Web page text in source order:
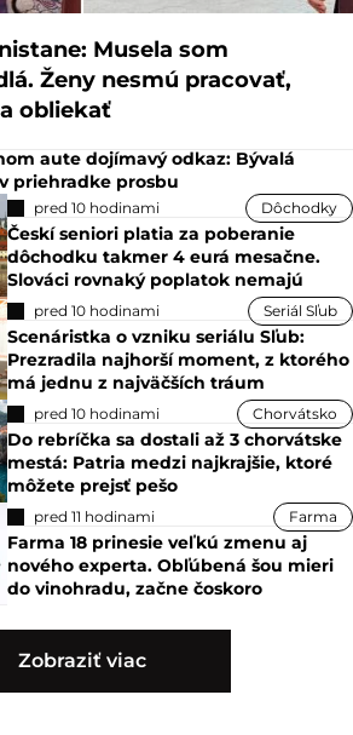
Musela som
Ženy nesmú pracovať,
obliekať
aute dojímavý odkaz: Bývalá
priehradke prosbu
pred 10 hodinami Dôchodky
Českí seniori platia za poberanie
dôchodku takmer 4 eurá mesačne.
Slováci rovnaký poplatok nemajú
pred 10 hodinami Seriál Sľub
Scenáristka o vzniku seriálu Sľub:
Prezradila najhorší moment, z ktorého
má jednu z najväčších tráum
pred 10 hodinami Chorvátsko
Do rebríčka sa dostali až 3 chorvátske
mestá: Patria medzi najkrajšie, ktoré
môžete prejsť pešo
pred 11 hodinami Farma
Farma 18 prinesie veľkú zmenu aj
nového experta. Obľúbená šou mieri
do vinohradu, začne čoskoro
Zobraziť viac